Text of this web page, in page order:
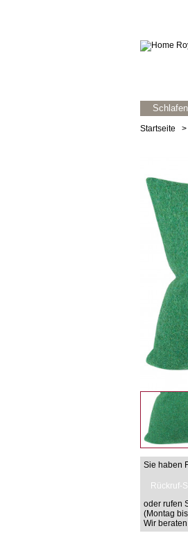
Schlafen
Startseite >
Sie haben
Rückruf-
oder rufen
(Montag
Wir